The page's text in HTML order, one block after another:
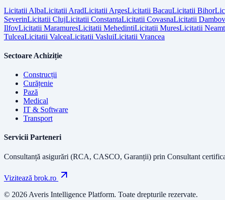
Licitatii AlbaLicitatii AradLicitatii ArgesLicitatii BacauLicitatii Bihor
SeverinLicitatii ClujLicitatii ConstantaLicitatii CovasnaLicitatii
IlfovLicitatii MaramuresLicitatii MehedintiLicitatii MuresLicitatii Neamt
TulceaLicitatii ValceaLicitatii VasluiLicitatii Vrancea
Sectoare Achiziție
Construcții
Curățenie
Pază
Medical
IT & Software
Transport
Servicii Parteneri
Consultanță asigurări (RCA, CASCO, Garanții) prin Consultant
Vizitează brok.ro
© 2026 Averis Intelligence Platform. Toate drepturile rezervate.